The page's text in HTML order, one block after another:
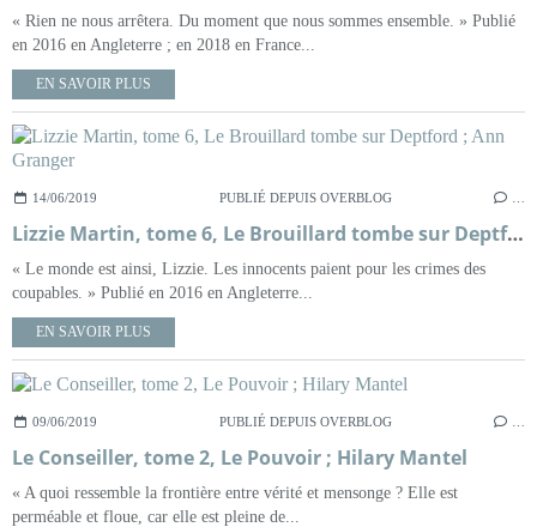
« Rien ne nous arrêtera. Du moment que nous sommes ensemble. » Publié
en 2016 en Angleterre ; en 2018 en France...
EN SAVOIR PLUS
14/06/2019 PUBLIÉ DEPUIS OVERBLOG
Lizzie Martin, tome 6, Le Brouillard tombe sur Deptford ; Ann Granger
« Le monde est ainsi, Lizzie. Les innocents paient pour les crimes des
coupables. » Publié en 2016 en Angleterre...
EN SAVOIR PLUS
09/06/2019 PUBLIÉ DEPUIS OVERBLOG
Le Conseiller, tome 2, Le Pouvoir ; Hilary Mantel
« A quoi ressemble la frontière entre vérité et mensonge ? Elle est
perméable et floue, car elle est pleine de...